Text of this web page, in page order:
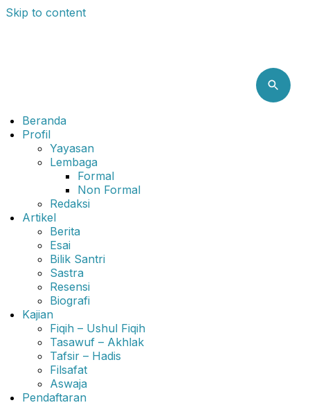
Skip to content
Beranda
Profil
Yayasan
Lembaga
Formal
Non Formal
Redaksi
Artikel
Berita
Esai
Bilik Santri
Sastra
Resensi
Biografi
Kajian
Fiqih – Ushul Fiqih
Tasawuf – Akhlak
Tafsir – Hadis
Filsafat
Aswaja
Pendaftaran